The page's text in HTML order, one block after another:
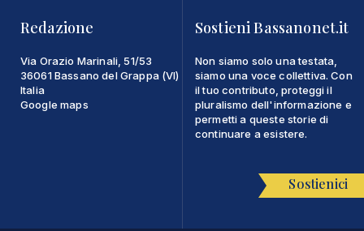
Redazione
Via Orazio Marinali, 51/53
36061 Bassano del Grappa (VI)
Italia
Google maps
Sostieni Bassanonet.it
Non siamo solo una testata,
siamo una voce collettiva. Con
il tuo contributo, proteggi il
pluralismo dell'informazione e
permetti a queste storie di
continuare a esistere.
Sostienici